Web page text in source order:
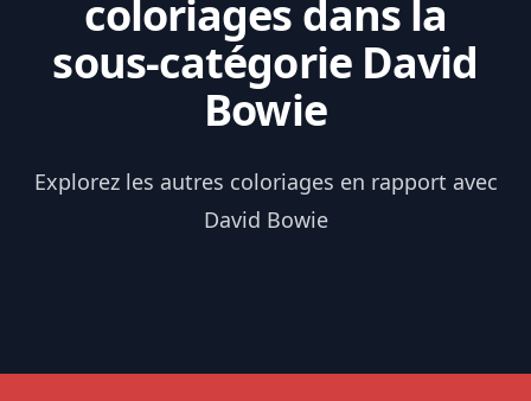
coloriages dans la
sous-catégorie David
Bowie
Explorez les autres coloriages en rapport avec
David Bowie